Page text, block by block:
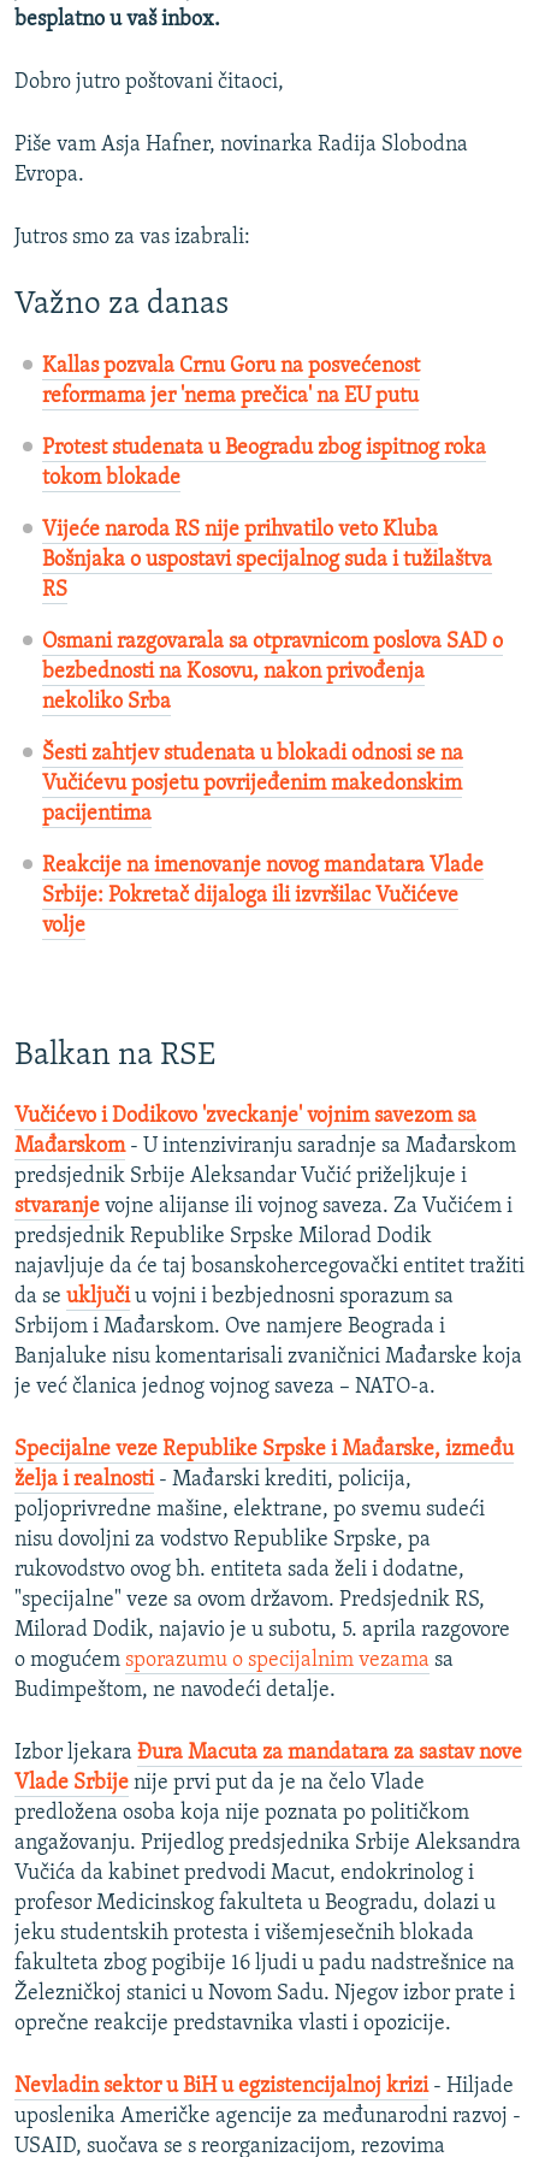
besplatno u vaš inbox.
Dobro jutro poštovani čitaoci,
Piše vam Asja Hafner, novinarka Radija Slobodna
Evropa.
Jutros smo za vas izabrali:
Važno za danas
Kallas pozvala Crnu Goru na posvećenost
reformama jer 'nema prečica' na EU putu
Protest studenata u Beogradu zbog ispitnog roka
tokom blokade
Vijeće naroda RS nije prihvatilo veto Kluba
Bošnjaka o uspostavi specijalnog suda i tužilaštva
RS
Osmani razgovarala sa otpravnicom poslova SAD o
bezbednosti na Kosovu, nakon privođenja
nekoliko Srba
Šesti zahtjev studenata u blokadi odnosi se na
Vučićevu posjetu povrijeđenim makedonskim
pacijentima
Reakcije na imenovanje novog mandatara Vlade
Srbije: Pokretač dijaloga ili izvršilac Vučićeve
volje
Balkan na RSE
Vučićevo i Dodikovo 'zveckanje' vojnim savezom sa
Mađarskom- U intenziviranju saradnje sa Mađarskom
predsjednik Srbije Aleksandar Vučić priželjkuje i
stvaranje vojne alijanse ili vojnog saveza. Za Vučićem i
predsjednik Republike Srpske Milorad Dodik
najavljuje da će taj bosanskohercegovački entitet tražiti
da se uključiu vojni i bezbjednosni sporazum sa
Srbijom i Mađarskom. Ove namjere Beograda i
Banjaluke nisu komentarisali zvaničnici Mađarske koja
je već članica jednog vojnog saveza – NATO-a.
Specijalne veze Republike Srpske i Mađarske, između
želja i realnosti- Mađarski krediti, policija,
poljoprivredne mašine, elektrane, po svemu sudeći
nisu dovoljni za vodstvo Republike Srpske, pa
rukovodstvo ovog bh. entiteta sada želi i dodatne,
"specijalne" veze sa ovom državom. Predsjednik RS,
Milorad Dodik, najavio je u subotu, 5. aprila razgovore
o mogućem sporazumu o specijalnim vezama sa
Budimpeštom, ne navodeći detalje.
Izbor ljekara Đura Macuta za mandatara za sastav nove
Vlade Srbije nije prvi put da je na čelo Vlade
predložena osoba koja nije poznata po političkom
angažovanju. Prijedlog predsjednika Srbije Aleksandra
Vučića da kabinet predvodi Macut, endokrinolog i
profesor Medicinskog fakulteta u Beogradu, dolazi u
jeku studentskih protesta i višemjesečnih blokada
fakulteta zbog pogibije 16 ljudi u padu nadstrešnice na
Železničkoj stanici u Novom Sadu. Njegov izbor prate i
oprečne reakcije predstavnika vlasti i opozicije.
Nevladin sektor u BiH u egzistencijalnoj krizi- Hiljade
uposlenika Američke agencije za međunarodni razvoj -
USAID, suočava se s reorganizacijom, rezovima